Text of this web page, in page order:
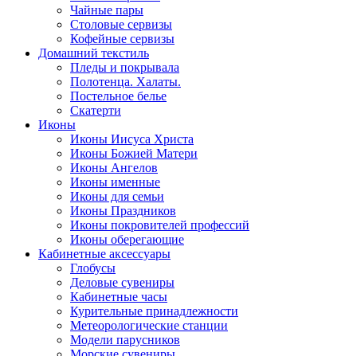
Чайные пары
Столовые сервизы
Кофейные сервизы
Домашний текстиль
Пледы и покрывала
Полотенца. Халаты.
Постельное белье
Скатерти
Иконы
Иконы Иисуса Христа
Иконы Божией Матери
Иконы Ангелов
Иконы именные
Иконы для семьи
Иконы Праздников
Иконы покровителей профессий
Иконы оберегающие
Кабинетные аксессуары
Глобусы
Деловые сувениры
Кабинетные часы
Курительные принадлежности
Метеорологические станции
Модели парусников